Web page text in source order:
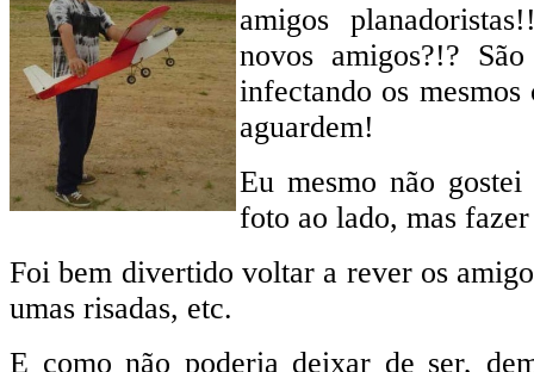
amigos
novos amigos?!?
infectando os
aguardem!
Eu mesmo não
foto ao lado, mas
Foi bem divertido voltar a rever os
umas risadas, etc.
E como não poderia deixar de ser,